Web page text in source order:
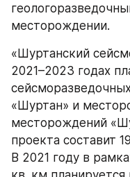
месторождении.
«Шуртанский
2021–2023 годах
«Шуртан» и
месторождений
проекта составит
В 2021 году в